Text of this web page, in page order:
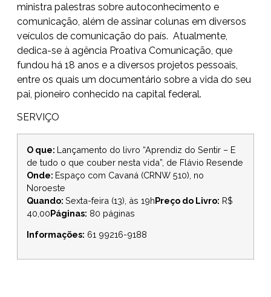
ministra palestras sobre autoconhecimento e
comunicação, além de assinar colunas em diversos
veículos de comunicação do país. Atualmente,
dedica-se à agência Proativa Comunicação, que
fundou há 18 anos e a diversos projetos pessoais,
entre os quais um documentário sobre a vida do seu
pai, pioneiro conhecido na capital federal.
SERVIÇO
O que: Lançamento do livro “Aprendiz do Sentir – E
de tudo o que couber nesta vida”, de Flávio Resende
Onde: Espaço com Cavaná (CRNW 510), no
Noroeste
Quando: Sexta-feira (13), às 19hPreço do Livro: R$
40,00Páginas: 80 páginas
Informações: 61 99216-9188